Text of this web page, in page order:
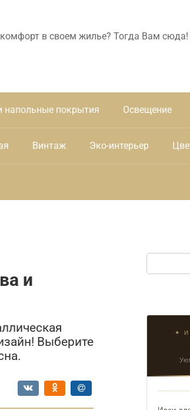
в своем жилье? Тогда Вам сюда!
напольные покрытия Освещение
Винтаж Эко-интерьер
и
Выберите
✦